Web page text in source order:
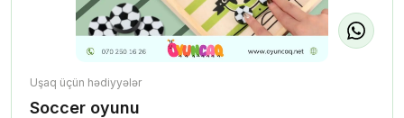
Uşaq üçün hədiyyələr
Soccer oyunu